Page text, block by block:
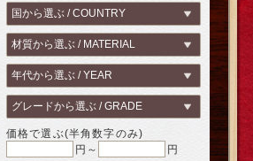
価格で選ぶ(半角数字のみ)
円～
円